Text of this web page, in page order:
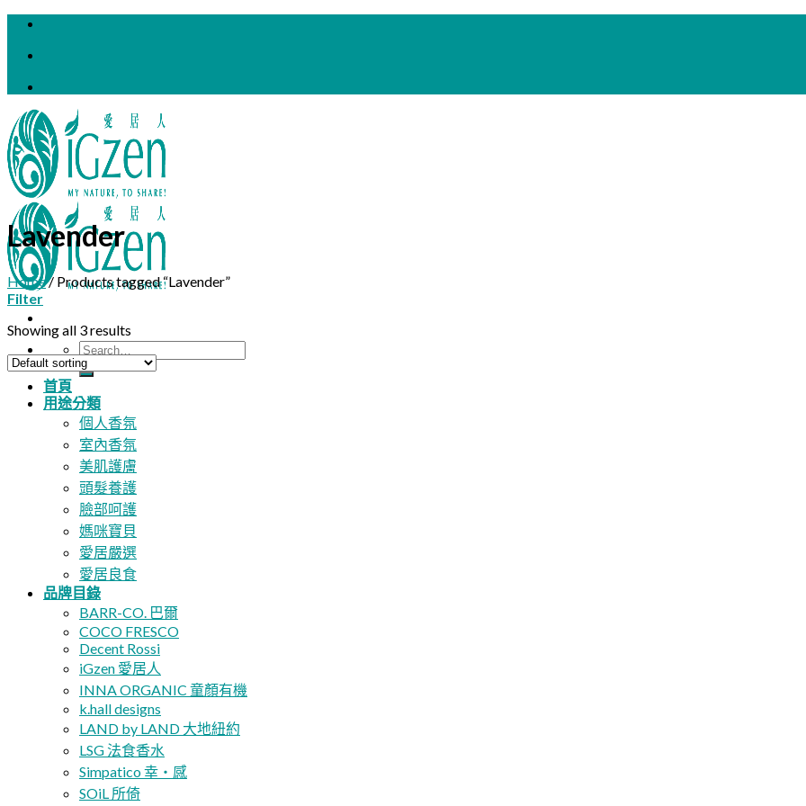
Skip
content
Search
for:
首頁
用途分類
個人香氛
室內香氛
美肌護膚
頭髮養護
臉部呵護
媽咪寶貝
愛居嚴選
愛居良食
品牌目錄
BARR-CO. 巴爾
COCO FRESCO
Decent Rossi
iGzen 愛居人
INNA ORGANIC 童顏有機
k.hall designs
LAND by LAND 大地紐約
LSG 法食香水
Simpatico 幸・感
SOiL 所倚
Lavender
Home/ Products tagged “Lavender”
Filter
Showing all 3 results